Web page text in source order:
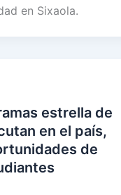
en Sixaola.
estrella de
en el país,
de